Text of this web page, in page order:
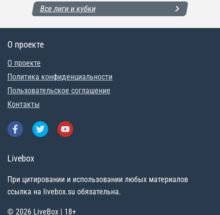
Все лиги и кубки
О проекте
О проекте
Политика конфиденциальности
Пользовательское соглашение
Контакты
Livebox
При цитировании и использовании любых материалов
ссылка на livebox.su обязательна.
© 2026 LiveBox | 18+